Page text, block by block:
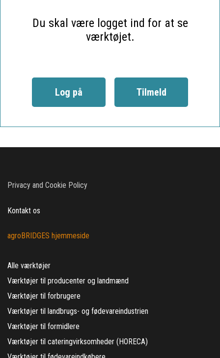
Du skal være logget ind for at se
værktøjet.
Log på Tilmeld
Privacy and Cookie Policy
Kontakt os
agroBRIDGES hjemmeside
Alle værktøjer
Værktøjer til producenter og landmænd
Værktøjer til forbrugere
Værktøjer til landbrugs- og fødevareindustrien
Værktøjer til formidlere
Værktøjer til cateringvirksomheder (HORECA)